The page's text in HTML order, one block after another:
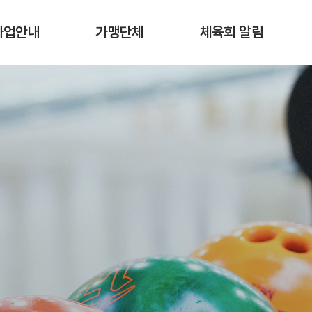
안내 가맹단체 체육회 알림